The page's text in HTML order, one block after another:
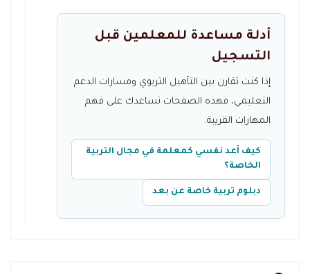
أدلة مساعدة للمعلمين قبل
التسجيل
إذا كنت تقارن بين التأهيل التربوي ومسارات الدعم
التعليمي، فهذه الصفحات تساعدك على فهم
المهارات القريبة.
كيف أعد نفسي كمعلمة في مجال التربية
الخاصة؟
دبلوم تربية خاصة عن بعد